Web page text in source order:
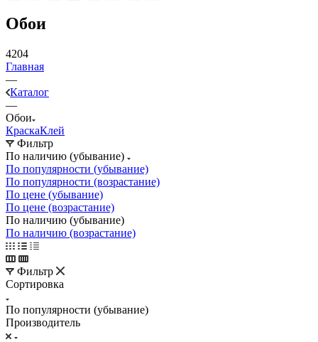
Обои
4204
Главная
—
Каталог
—
Обои
КраскаКлей
Фильтр
По наличию (убывание)
По популярности (убывание)
По популярности (возрастание)
По цене (убывание)
По цене (возрастание)
По наличию (убывание)
По наличию (возрастание)
Фильтр
Сортировка
По популярности (убывание)
Производитель